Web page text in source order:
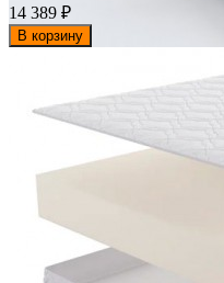
14 389 ₽
В корзину